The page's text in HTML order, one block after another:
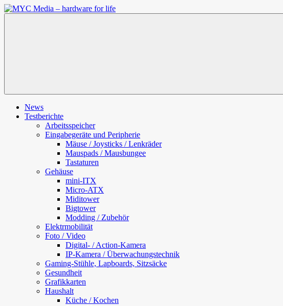
Zum
Inhalt
News
Testberichte
Arbeitsspeicher
Eingabegeräte und Peripherie
Mäuse / Joysticks / Lenkräder
Mauspads / Mausbungee
Tastaturen
Gehäuse
mini-ITX
Micro-ATX
Miditower
Bigtower
Modding / Zubehör
Elektrmobilität
Foto / Video
Digital- / Action-Kamera
IP-Kamera / Überwachungstechnik
Gaming-Stühle, Lapboards, Sitzsäcke
Gesundheit
Grafikkarten
Haushalt
Küche / Kochen